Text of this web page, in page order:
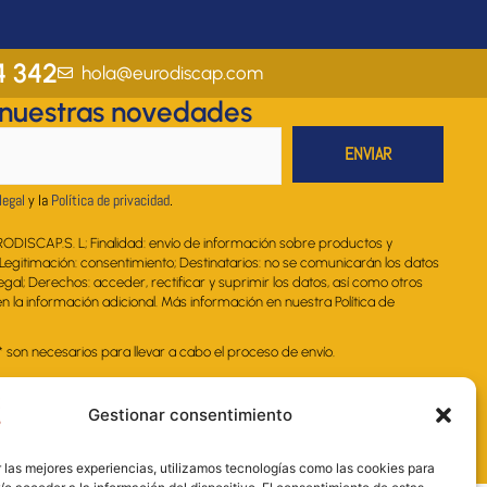
Gestionar consentimiento
las mejores experiencias, utilizamos tecnologías como las cookies para
t
a
g
r
e
b
o
o
k
e
d
i
t
b
e
t
a
p
342 hola@eurodiscap.com
novedades
y la Política de privacidad.
L; Finalidad: envío de información sobre productos y
consentimiento; Destinatarios: no se comunicarán los datos
Derechos: acceder, rectificar y suprimir los datos, así como otros
la información adicional. Más información en nuestra Política de
necesarios para llevar a cabo el proceso de envío.